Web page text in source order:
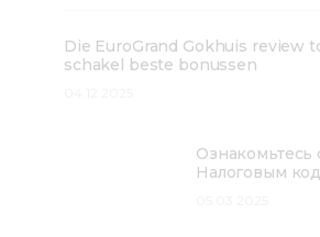
Die EuroGrand Gokhuis review
schakel beste bonussen
Налоговым